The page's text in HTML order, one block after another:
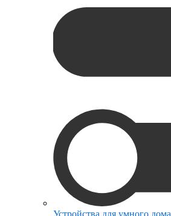
Устройства для умного дома